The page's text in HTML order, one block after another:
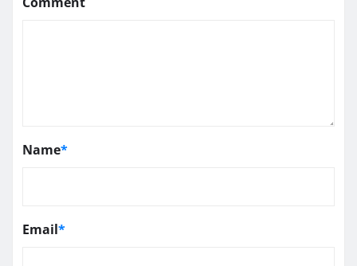
Name*
Email*